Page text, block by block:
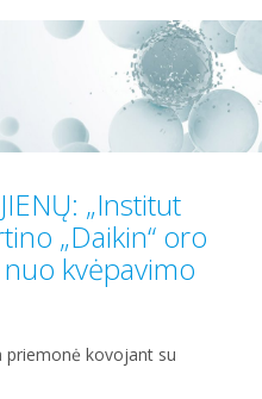
„Institut
„Daikin“ oro
kvėpavimo
priemonė kovojant su